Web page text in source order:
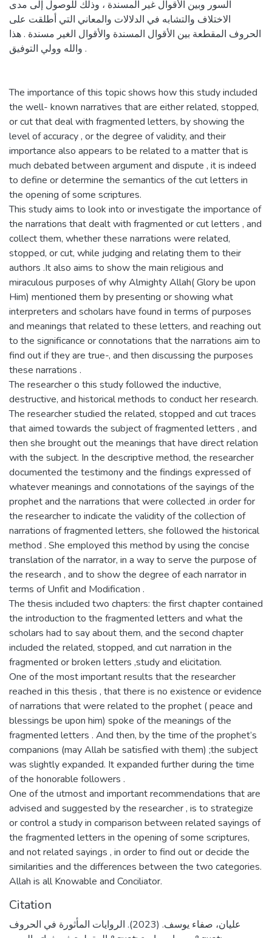
السور وبين الأقوال غير المسندة ، وذلك للوصول إلى مدى
الاختلاف والتشابه في الدلالات والمعاني التي أطلقت على
الحروف المقطعة بين الأقوال المسندة والأقوال الغير مسندة . هذا
والله وولي التوفيق .
The importance of this topic shows how this study included
the well- known narratives that are either related, stopped,
or cut that deal with fragmented letters, by showing the
level of accuracy , or the degree of validity, and their
importance also appears to be related to a matter that is
much debated between argument and dispute , it is indeed
to define or determine the semantics of the cut letters in
the opening of some scriptures.
This study aims to look into or investigate the importance of
the narrations that dealt with fragmented or cut letters , and
collect them, whether these narrations were related,
stopped, or cut, while judging and relating them to their
authors .It also aims to show the main religious and
miraculous purposes of why Almighty Allah( Glory be upon
Him) mentioned them by presenting or showing what
interpreters and scholars have found in terms of purposes
and meanings that related to these letters, and reaching out
to the significance or connotations that the narrations aim to
find out if they are true-, and then discussing the purposes
these narrations .
The researcher o this study followed the inductive,
destructive, and historical methods to conduct her research.
The researcher studied the related, stopped and cut traces
that aimed towards the subject of fragmented letters , and
then she brought out the meanings that have direct relation
with the subject. In the descriptive method, the researcher
documented the testimony and the findings expressed of
whatever meanings and connotations of the sayings of the
prophet and the narrations that were collected .in order for
the researcher to indicate the validity of the collection of
narrations of fragmented letters, she followed the historical
method . She employed this method by using the concise
translation of the narrator, in a way to serve the purpose of
the research , and to show the degree of each narrator in
terms of Unfit and Modification .
The thesis included two chapters: the first chapter contained
the introduction to the fragmented letters and what the
scholars had to say about them, and the second chapter
included the related, stopped, and cut narration in the
fragmented or broken letters ,study and elicitation.
One of the most important results that the researcher
reached in this thesis , that there is no existence or evidence
of narrations that were related to the prophet ( peace and
blessings be upon him) spoke of the meanings of the
fragmented letters . And then, by the time of the prophet’s
companions (may Allah be satisfied with them) ;the subject
was slightly expanded. It expanded further during the time
of the honorable followers .
One of the utmost and important recommendations that are
advised and suggested by the researcher , is to strategize
or control a study in comparison between related sayings of
the fragmented letters in the opening of some scriptures,
and not related sayings , in order to find out or decide the
similarities and the differences between the two categories.
Allah is all Knowable and Conciliator.
Citation
عليان، صفاء يوسف. (2023). الروايات المأثورة في الحروف